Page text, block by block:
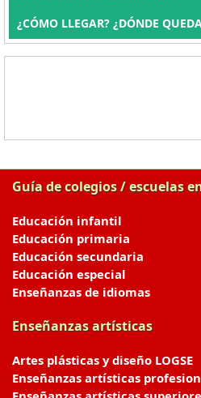
¿CÓMO LLEGAR? ¿DÓNDE
Guía de colegios / escuelas
Educación infantil
Educación primaria
Educación secundaria
Educación especial
Enseñanzas de idiomas
Enseñanzas artísticas
Artes plásticas y diseño LOGSE
Enseñanzas artísticas